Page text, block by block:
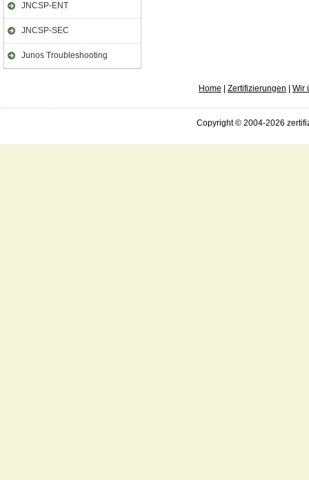
JNCSP-ENT
JNCSP-SEC
Junos Troubleshooting
Home Zertifizierungen Wir
Copyright © 2004-2026